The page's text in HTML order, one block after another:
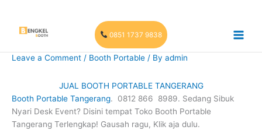
content
0851 1737 9838
Leave a Comment / Booth Portable / By admin
JUAL BOOTH PORTABLE TANGERANG
Booth Portable Tangerang. 0812 866 8989. Sedang Sibuk
Nyari Desk Event? Disini tempat Toko Booth Portable
Tangerang Terlengkap! Gausah ragu, Klik aja dulu.